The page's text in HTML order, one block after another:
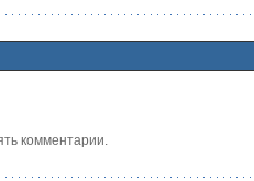
комментарии.